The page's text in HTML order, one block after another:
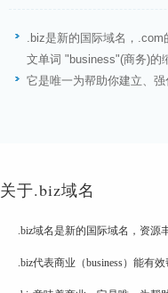
.biz是新的国际域名，
文单词 "business"(商务)的
它是唯一为帮助你建立、强
关于.biz域名
.biz域名是新的国际域名，资源
.biz代表商业（business）能有